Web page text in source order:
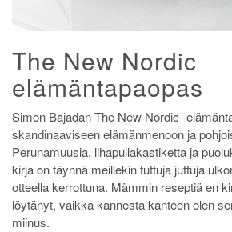
The New Nordic
elämäntapaopas
Simon Bajadan The New Nordic -
skandinaaviseen elämänmenoon ja
Perunamuusia, lihapullakastiketta ja
kirja on täynnä meillekin tuttuja juttuja
otteella kerrottuna. Mämmin reseptiä en
löytänyt, vaikka kannesta kanteen olen
miinus.